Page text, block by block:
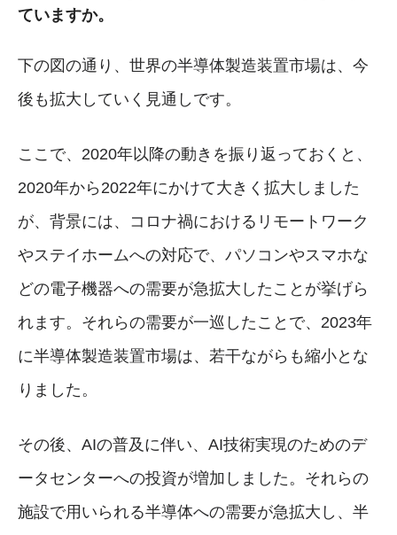
ていますか。
下の図の通り、世界の半導体製造装置市場は、今
後も拡大していく見通しです。
ここで、2020年以降の動きを振り返っておくと、
2020年から2022年にかけて大きく拡大しました
が、背景には、コロナ禍におけるリモートワーク
やステイホームへの対応で、パソコンやスマホな
どの電子機器への需要が急拡大したことが挙げら
れます。それらの需要が一巡したことで、2023年
に半導体製造装置市場は、若干ながらも縮小とな
りました。
その後、AIの普及に伴い、AI技術実現のためのデ
ータセンターへの投資が増加しました。それらの
施設で用いられる半導体への需要が急拡大し、半